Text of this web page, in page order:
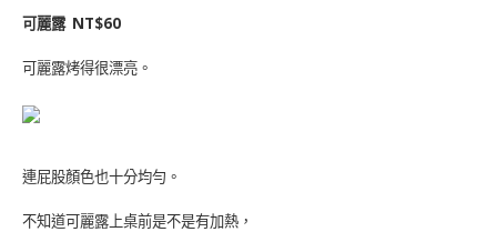
可麗露 NT$60
可麗露烤得很漂亮。
連屁股顏色也十分均勻。
不知道可麗露上桌前是不是有加熱，